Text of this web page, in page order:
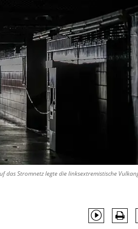
das Stromnetz legte die linksextremistische